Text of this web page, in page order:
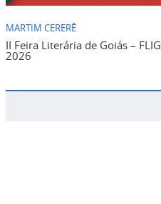
MARTIM CERERÊ
II Feira Literária de Goiás – FLIG
2026